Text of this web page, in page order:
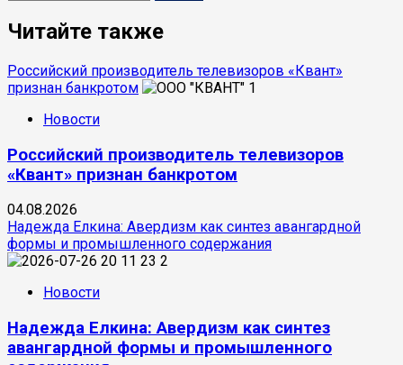
Читайте также
Российский производитель телевизоров «Квант»
признан банкротом
1
Новости
Российский производитель телевизоров
«Квант» признан банкротом
04.08.2026
Надежда Елкина: Авердизм как синтез авангардной
формы и промышленного содержания
2
Новости
Надежда Елкина: Авердизм как синтез
авангардной формы и промышленного